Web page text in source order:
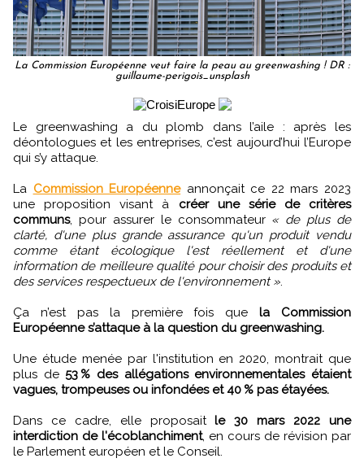
La Commission Européenne veut faire la peau au greenwashing ! DR :
guillaume-perigois_unsplash
Le greenwashing a du plomb dans l’aile : après les
déontologues et les entreprises, c’est aujourd’hui l’Europe
qui s’y attaque.
La Commission Européenneannonçait ce 22 mars 2023
une proposition visant à créer une série de critères
communs, pour assurer le consommateur « de plus de
clarté, d'une plus grande assurance qu'un produit vendu
comme étant écologique l'est réellement et d'une
information de meilleure qualité pour choisir des produits et
des services respectueux de l'environnement ».
Ça n’est pas la première fois quela Commission
Européenne s’attaque à la question du greenwashing.
Une étude menée par l'institution en 2020, montrait que
plus de 53 % des allégations environnementales étaient
vagues, trompeuses ou infondées et 40 % pas étayées.
Dans ce cadre, elle proposaitle 30 mars 2022 une
interdiction de l'écoblanchiment, en cours de révision par
le Parlement européen et le Conseil.